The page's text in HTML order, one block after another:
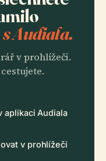
s Audiala.
v prohlížeči.
aplikaci Audiala
v prohlížeči